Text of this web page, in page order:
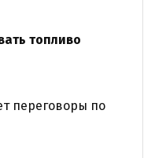
топливо
переговоры по